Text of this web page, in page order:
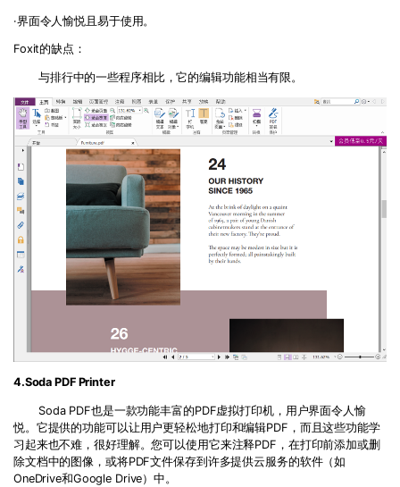
·界面令人愉悦且易于使用。
Foxit的缺点：
与排行中的一些程序相比，它的编辑功能相当有限。
4.Soda PDF Printer
Soda PDF也是一款功能丰富的PDF虚拟打印机，用户界面令人愉
悦。它提供的功能可以让用户更轻松地打印和编辑PDF，而且这些功能学
习起来也不难，很好理解。您可以使用它来注释PDF，在打印前添加或删
除文档中的图像，或将PDF文件保存到许多提供云服务的软件（如
OneDrive和Google Drive）中。